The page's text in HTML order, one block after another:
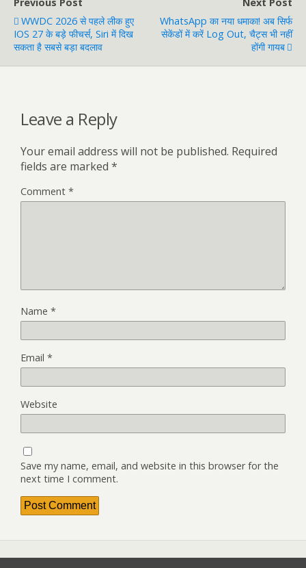
WWDC 2026 से पहले लीक हुए
IOS 27 के बड़े फीचर्स, Siri में दिख
सकता है सबसे बड़ा बदलाव
WhatsApp का नया धमाका! अब सिर्फ
सेकेंडों में करें Log Out, चैट्स भी नहीं
होंगी गायब
Leave a Reply
Your email address will not be published. Required
fields are marked *
Comment *
Name *
Email *
Website
Save my name, email, and website in this browser for the
next time I comment.